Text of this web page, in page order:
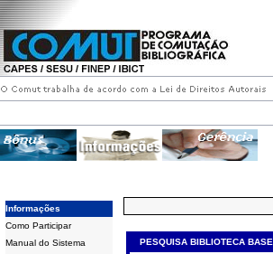
Informações
Como Participar
Manual do Sistema
PESQUISA BIBLIOTECA BASE